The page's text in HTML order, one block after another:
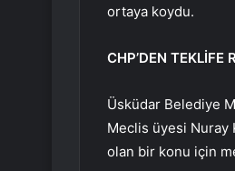
ortaya koydu.
CHP’DEN TEKLİFE
Üsküdar Belediye
Meclis üyesi Nuray
olan bir konu için